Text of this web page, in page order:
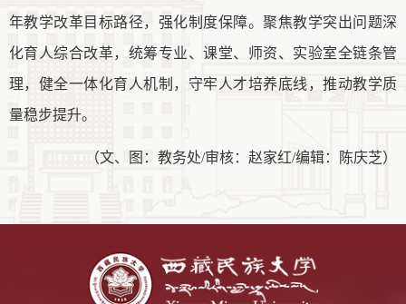
年教学改革目标路径，强化制度保障。聚焦教学突出问题深
化育人综合改革，统筹专业、课堂、师资、实验室全链条管
理，健全一体化育人机制，守牢人才培养底线，推动教学质
量稳步提升。
（文、图：教务处/审核： 赵家红/编辑：陈庆芝）